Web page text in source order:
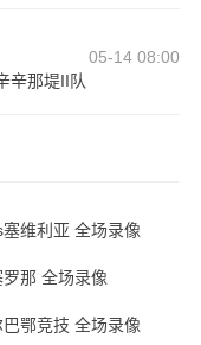
05-14 08:00
辛那堤II队
维利亚 全场录像
那 全场录像
鄂竞技 全场录像